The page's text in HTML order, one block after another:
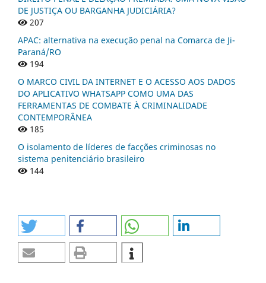
DE JUSTIÇA OU BARGANHA JUDICIÁRIA?
207
APAC: alternativa na execução penal na Comarca de Ji-
Paraná/RO
194
O MARCO CIVIL DA INTERNET E O ACESSO AOS DADOS
DO APLICATIVO WHATSAPP COMO UMA DAS
FERRAMENTAS DE COMBATE À CRIMINALIDADE
CONTEMPORÂNEA
185
O isolamento de líderes de facções criminosas no
sistema penitenciário brasileiro
144